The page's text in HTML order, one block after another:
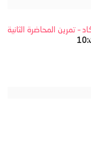
– تمرين المحاضرة الثانية